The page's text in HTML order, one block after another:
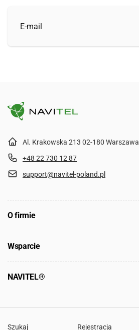
E-
Al. Krakowska 213 02-180 Warszawa
+48 22 730 12 87
support@navitel-poland.pl
O firmie
Wsparcie
NAVITEL®
Szukaj Rejestracja